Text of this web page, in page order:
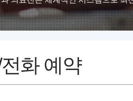
화 예약